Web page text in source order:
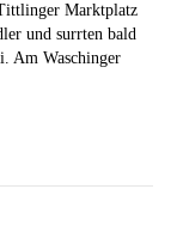
Marktplatz
und surrten bald
Am Waschinger